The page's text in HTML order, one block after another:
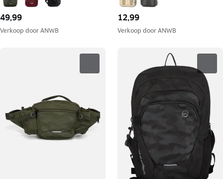
49,99
Verkoop doorANWB
12,99
Verkoop doorANWB